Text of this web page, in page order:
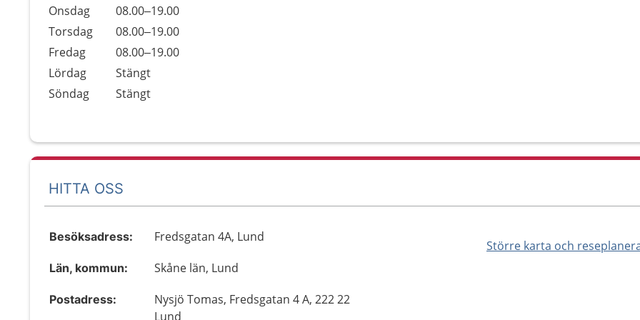
Onsdag
08.00–19.00
Torsdag
08.00–19.00
Fredag
08.00–19.00
Lördag
Stängt
Söndag
Stängt
HITTA OSS
Större karta och
Besöksadress: Fredsgatan 4A, Lund
Län, kommun: Skåne län, Lund
Postadress:
Nysjö Tomas, Fredsgatan 4 A, 222 22
Lund